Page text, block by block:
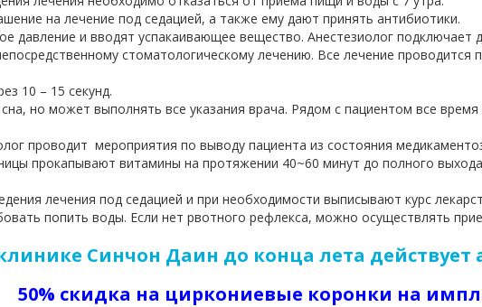
на лечение под седацией, а также ему дают принять антибиотики.
давление и вводят успакаивающее вещество. Анестезиолог подключает
стоматологическому лечению. Все лечение
10 – 15 секунд.
но может выполнять все указания врача. Рядом с пациентом все время
проводит мероприятия по выводу пациента из состояния
прокапывают витамины на протяжении 40~60 минут до полного
лечения под седацией и при необходимости выписывают курс
попить воды. Если нет рвотного рефлекса, можно осуществлять
Синчон Даин до конца лета действует
50% скидка на циркониевые коронки на